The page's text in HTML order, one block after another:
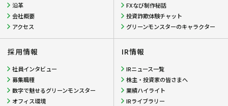
沿革
会社概要
アクセス
FXなび制作秘話
投資詐欺体験チャット
グリーンモンスターのキャラクター
採用情報
社員インタビュー
募集職種
数字で魅せるグリーンモンスター
オフィス環境
IR情報
IRニュース一覧
株主・投資家の皆さまへ
業績ハイライト
IRライブラリー